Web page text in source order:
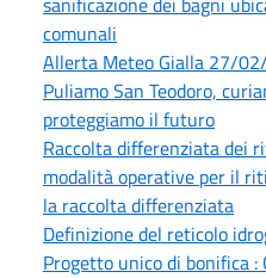
comunali
Allerta Meteo Gialla 27/
Puliamo San Teodoro,
proteggiamo il futuro
Raccolta differenziata dei
modalità operative per il
la raccolta differenziata
Definizione del reticolo
Progetto unico di bonifica :